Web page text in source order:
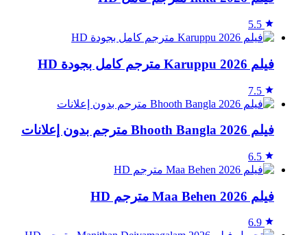
5.5
فيلم Karuppu 2026 مترجم كامل بجودة HD
7.5
فيلم Bhooth Bangla 2026 مترجم بدون إعلانات
6.5
فيلم Maa Behen 2026 مترجم HD
6.9